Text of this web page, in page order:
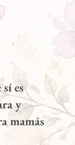
es
y
mamás